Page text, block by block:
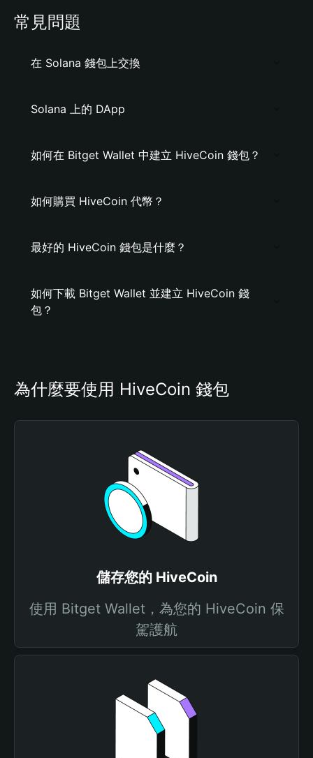
常見問題
在 Solana 錢包上交換
Solana 上的 DApp
如何在 Bitget Wallet 中建立 HiveCoin 錢包？
如何購買 HiveCoin 代幣？
最好的 HiveCoin 錢包是什麼？
如何下載 Bitget Wallet 並建立 HiveCoin 錢
包？
為什麼要使用 HiveCoin 錢包
儲存您的 HiveCoin
使用 Bitget Wallet，為您的 HiveCoin 保
駕護航